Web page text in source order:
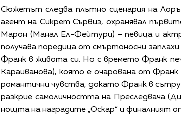
Сюжетът следва плътно сценария на
агент на Сикрет Сървиз, охранявал
Марон (Манал Ел-Фейтури) – певица и
получава поредица от смъртоносни
Франк в живота си. Но с времето Франк
Караиванова), която е очарована от
романтични чувства, докато Франк в
разкрие самоличността на Преследвача
нощта на наградите „Оскар“ и финалният